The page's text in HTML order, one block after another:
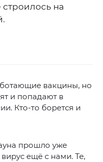
на
вакцины, но
и попадают в
Кто-то борется и
прошло уже
ещё с нами. Те,